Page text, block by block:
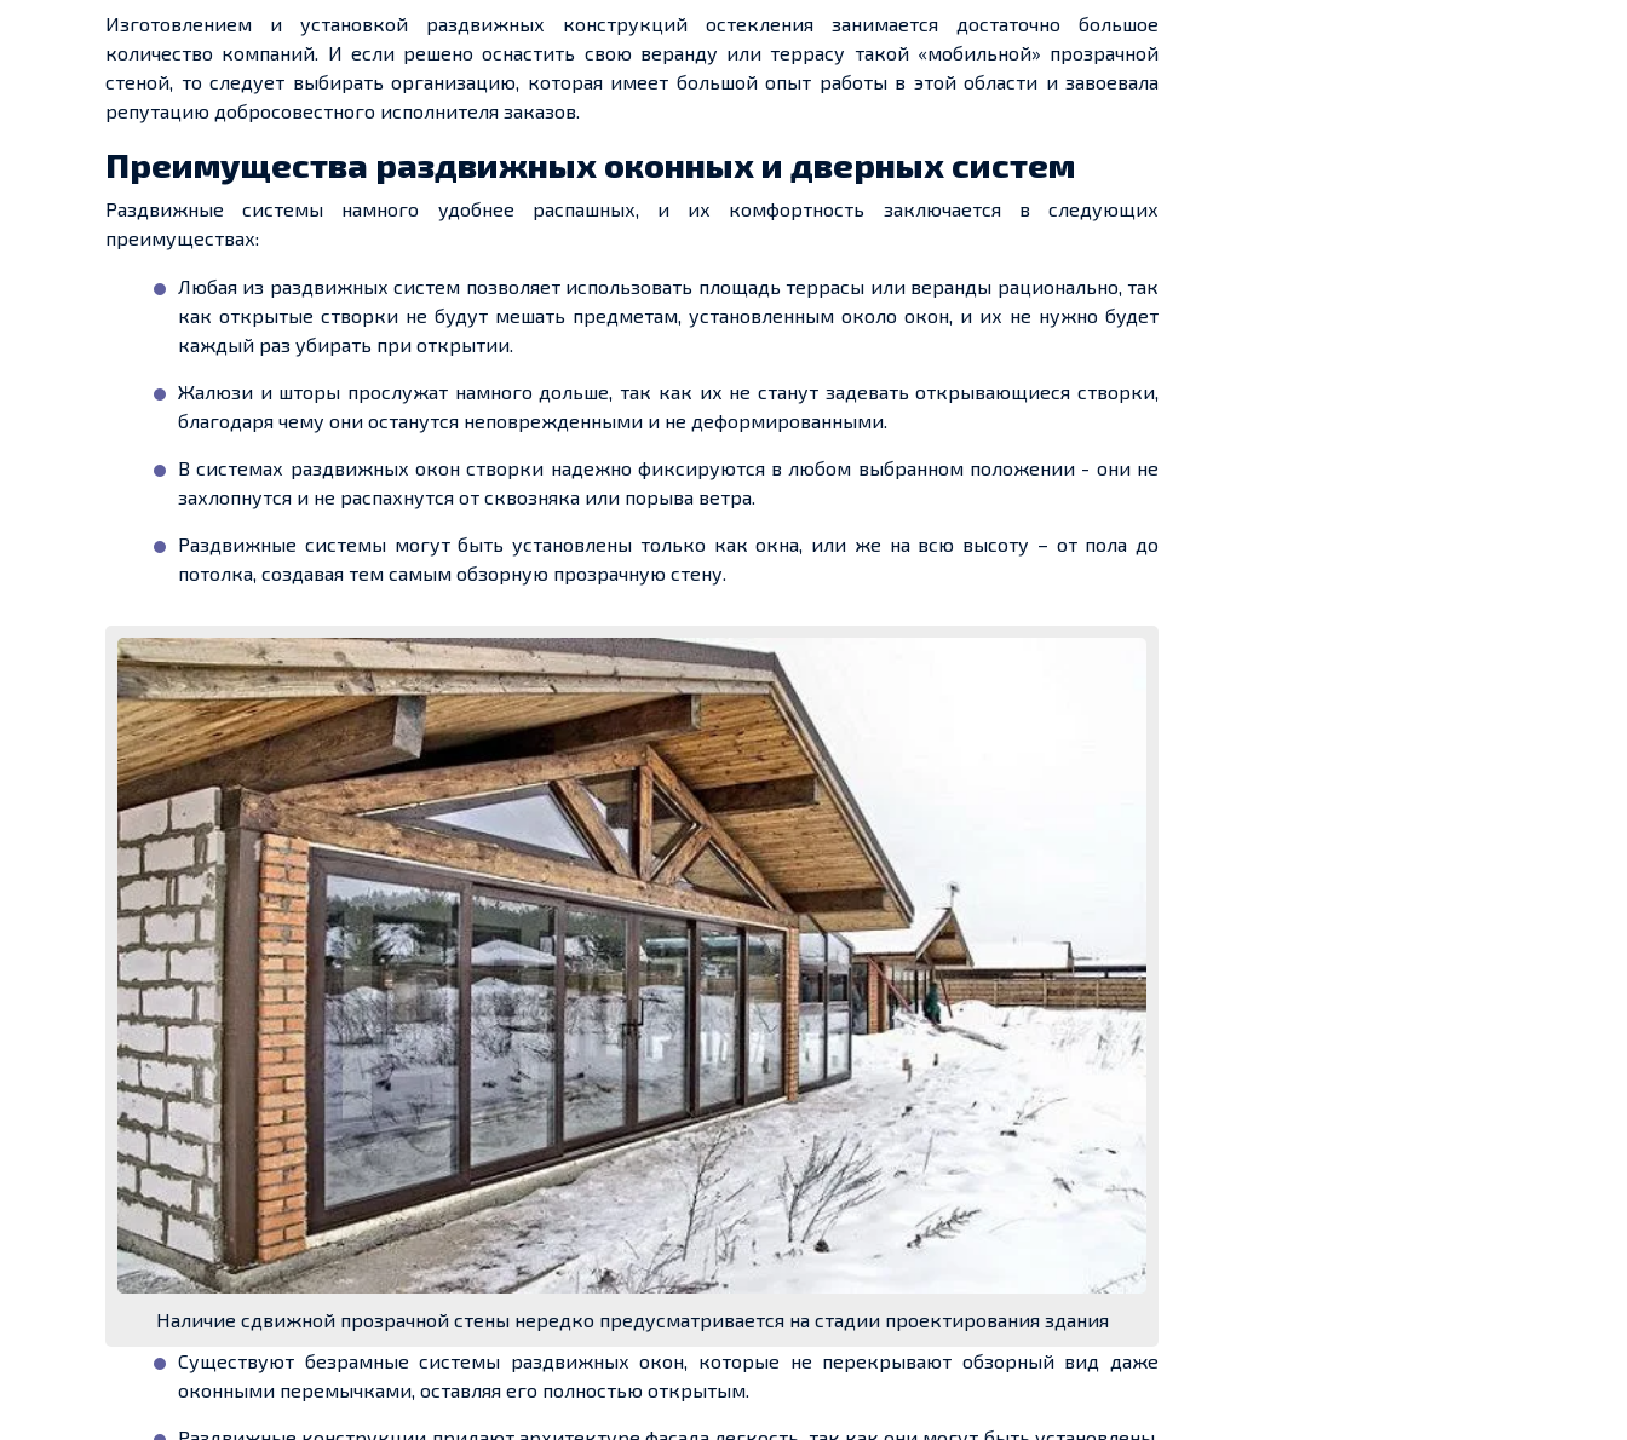
Изготовлением и установкой раздвижных конструкций остекления занимается достаточно большое
количество компаний. И если решено оснастить свою веранду или террасу такой «мобильной» прозрачной
стеной, то следует выбирать организацию, которая имеет большой опыт работы в этой области и завоевала
репутацию добросовестного исполнителя заказов.
Преимущества раздвижных оконных и дверных систем
Раздвижные системы намного удобнее распашных, и их комфортность заключается в следующих
преимуществах:
Любая из раздвижных систем позволяет использовать площадь террасы или веранды рационально, так
как открытые створки не будут мешать предметам, установленным около окон, и их не нужно будет
каждый раз убирать при открытии.
Жалюзи и шторы прослужат намного дольше, так как их не станут задевать открывающиеся створки,
благодаря чему они останутся неповрежденными и не деформированными.
В системах раздвижных окон створки надежно фиксируются в любом выбранном положении - они не
захлопнутся и не распахнутся от сквозняка или порыва ветра.
Раздвижные системы могут быть установлены только как окна, или же на всю высоту – от пола до
потолка, создавая тем самым обзорную прозрачную стену.
Наличие сдвижной прозрачной стены нередко предусматривается на стадии проектирования здания
Существуют безрамные системы раздвижных окон, которые не перекрывают обзорный вид даже
оконными перемычками, оставляя его полностью открытым.